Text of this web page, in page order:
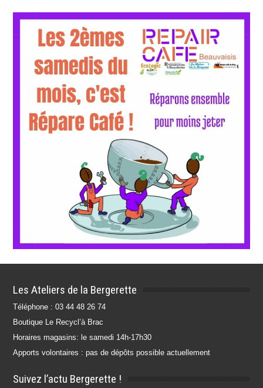
Les Ateliers de la Bergerette
Téléphone : 03 44 48 26 74
Boutique Le Recycl’à Brac
Horaires magasins: le samedi 14h-17h30
Apports volontaires : pas de dépôts possible actuellement
Suivez l’actu Bergerette !